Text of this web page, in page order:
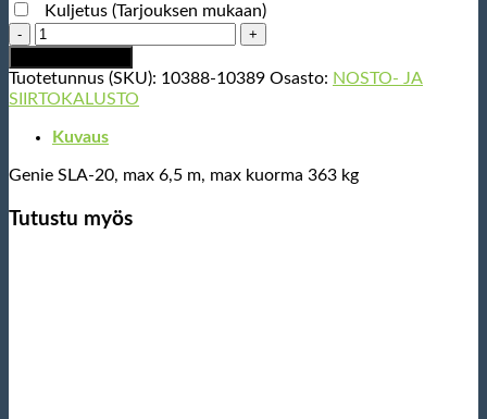
Kuljetus (Tarjouksen mukaan)
Asennus-/kanavanostin,
max
6,5
m,
kuorma
kg
Tuotetunnus (SKU): 10388-10389 Osasto: NOSTO- JA
SIIRTOKALUSTO
Kuvaus
Genie SLA-20, max 6,5 m, max kuorma 363 kg
Tutustu myös